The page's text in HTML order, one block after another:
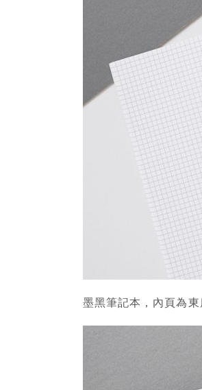
墨黑筆記本，內頁為東